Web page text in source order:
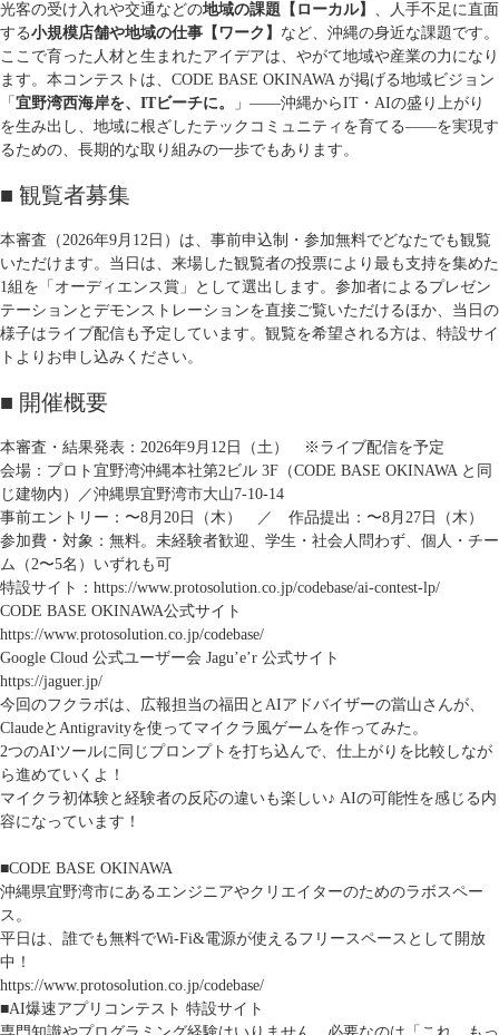
光客の受け入れや交通などの地域の課題【ローカル】 、人手不足に直面
する小規模店舗や地域の仕事【ワーク】 など、沖縄の身近な課題です。
ここで育った人材と生まれたアイデアは、やがて地域や産業の力になり
ます。本コンテストは、CODE BASE OKINAWA が掲げる地域ビジョン
「 宜野湾西海岸を、ITビーチに。
」——沖縄からIT・AIの盛り上がり
を生み出し、地域に根ざしたテックコミュニティを育てる——を実現す
るための、長期的な取り組みの一歩でもあります。
■ 観覧者募集
本審査（2026年9月12日）は、事前申込制・参加無料でどなたでも観覧
いただけます。当日は、来場した観覧者の投票により最も支持を集めた
1組を「オーディエンス賞」として選出します。参加者によるプレゼン
テーションとデモンストレーションを直接ご覧いただけるほか、当日の
様子はライブ配信も予定しています。観覧を希望される方は、特設サイ
トよりお申し込みください。
■ 開催概要
本審査・結果発表： 2026年9月12日（土） ※ライブ配信を予定
会場： プロト宜野湾沖縄本社第2ビル 3F（CODE BASE OKINAWA と同
じ建物内）／沖縄県宜野湾市大山7-10-14
事前エントリー： 〜8月20日（木） ／ 作品提出：〜8月27日（木）
参加費・対象： 無料。未経験者歓迎、学生・社会人問わず、個人・チー
ム（2〜5名）いずれも可
特設サイト： https://www.protosolution.co.jp/codebase/ai-contest-lp/
CODE BASE OKINAWA公式サイト
https://www.protosolution.co.jp/codebase/
Google Cloud 公式ユーザー会 Jagu’e’r 公式サイト
https://jaguer.jp/
今回のフクラボは、広報担当の福田とAIアドバイザーの當山さんが、
ClaudeとAntigravityを使ってマイクラ風ゲームを作ってみた。
2つのAIツールに同じプロンプトを打ち込んで、仕上がりを比較しなが
ら進めていくよ！
マイクラ初体験と経験者の反応の違いも楽しい♪ AIの可能性を感じる内
容になっています！
■CODE BASE OKINAWA
沖縄県宜野湾市にあるエンジニアやクリエイターのためのラボスペー
ス。
平日は、誰でも無料でWi-Fi&電源が使えるフリースペースとして開放
中！
https://www.protosolution.co.jp/codebase/
■AI爆速アプリコンテスト 特設サイト